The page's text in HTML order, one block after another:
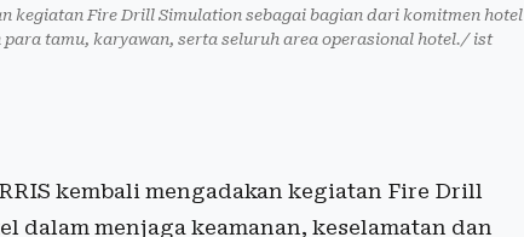
kegiatan Fire Drill Simulation sebagai bagian dari komitmen hotel
tamu, karyawan, serta seluruh area operasional hotel./ ist
kembali mengadakan kegiatan Fire Drill
dalam menjaga keamanan, keselamatan dan